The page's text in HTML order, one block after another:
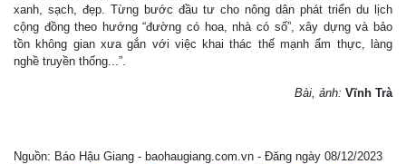
xanh, sạch, đẹp. Từng bước đầu tư cho nông dân phát triển du lịch
cộng đồng theo hướng “đường có hoa, nhà có số”, xây dựng và bảo
tồn không gian xưa gắn với việc khai thác thế mạnh ẩm thực, làng
nghề truyền thống...”.
Bài, ảnh: Vĩnh Trà
Nguồn: Báo Hậu Giang - baohaugiang.com.vn - Đăng ngày 08/12/2023